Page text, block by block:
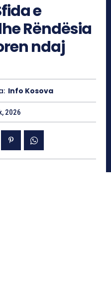
e
Rëndësia
ndaj
Info Kosova
2026